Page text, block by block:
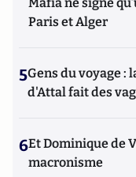
Paris et Alger
5Gens du voyage :
d'Attal fait des
6Et Dominique de
macronisme